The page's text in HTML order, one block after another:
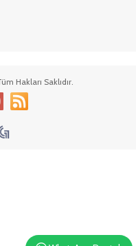
Hakları Saklıdır.